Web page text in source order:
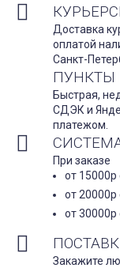
Доставка
оплатой
Санкт-
ПУНКТЫ
Быстрая,
СДЭК и
платежом.
При заказе
от 15000р
от 20000р
от 30000р
Закажите